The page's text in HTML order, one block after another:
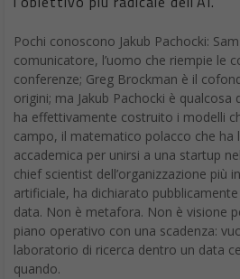
Pochi conoscono Jakub Pachocki:
comunicatore, l’uomo che riempie le
conferenze; Greg Brockman è il
origini; ma Jakub Pachocki è
ha effettivamente costruito i modelli
campo, il matematico polacco che ha
accademica per unirsi a una startup
chief scientist dell’organizzazione più
artificiale, ha dichiarato
data. Non è metafora. Non è visione
piano operativo con una scadenza:
laboratorio di ricerca dentro un data
quando.